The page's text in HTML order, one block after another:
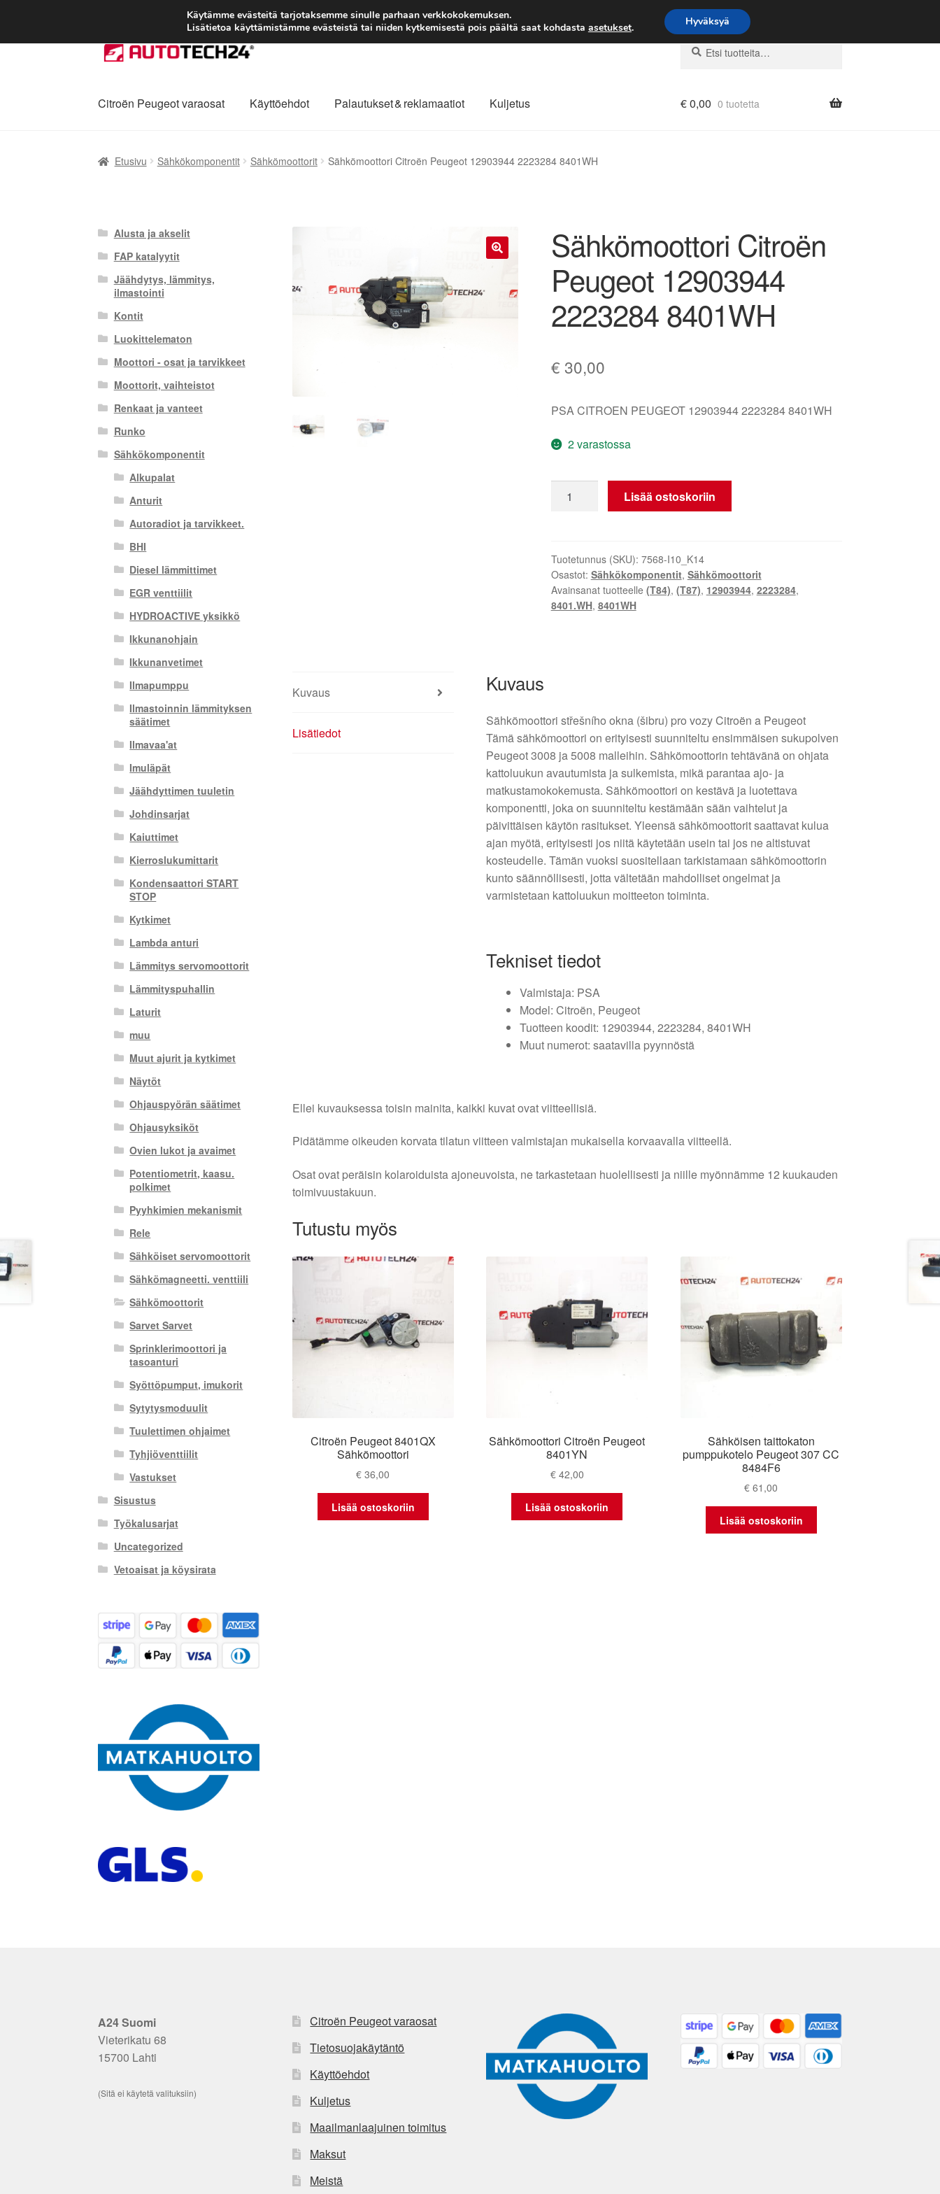
TOIMITUS alkaen 7 EUR
Siirry
navigointiin
Siirry
sisältöön
Etsi:
Haku
Citroën Peugeot varaosat Käyttöehdot Palautukset & reklamaatiot Kuljetus €0,00 0 tuotetta
Etusivu Sähkökomponentit Sähkömoottorit Sähkömoottori Citroën Peugeot 12903944 2223284 8401WH
🔍
Sähkömoottori Citroën
Peugeot 12903944
2223284 8401WH
€ 30,00
PSA CITROEN PEUGEOT 12903944 2223284 8401WH
2 varastossa
Citroën
2223284
8401WH
määrä
Lisää ostoskoriin
Tuotetunnus (SKU): 7568-I10_K14
Osastot: Sähkökomponentit, Sähkömoottorit
Avainsanat tuotteelle (T84), (T87), 12903944, 2223284,
8401.WH, 8401WH
Kuvaus
Lisätiedot
Kuvaus
Sähkömoottori střešního okna (šibru) pro vozy Citroën a Peugeot
Tämä sähkömoottori on erityisesti suunniteltu ensimmäisen sukupolven
Peugeot 3008 ja 5008 malleihin. Sähkömoottorin tehtävänä on ohjata
kattoluukun avautumista ja sulkemista, mikä parantaa ajo- ja
matkustamokokemusta. Sähkömoottori on kestävä ja luotettava
komponentti, joka on suunniteltu kestämään sään vaihtelut ja
päivittäisen käytön rasitukset. Yleensä sähkömoottorit saattavat kulua
ajan myötä, erityisesti jos niitä käytetään usein tai jos ne altistuvat
kosteudelle. Tämän vuoksi suositellaan tarkistamaan sähkömoottorin
kunto säännöllisesti, jotta vältetään mahdolliset ongelmat ja
varmistetaan kattoluukun moitteeton toiminta.
Tekniset tiedot
Valmistaja: PSA
Model: Citroën, Peugeot
Tuotteen koodit: 12903944, 2223284, 8401WH
Muut numerot: saatavilla pyynnöstä
Ellei kuvauksessa toisin mainita, kaikki kuvat ovat viitteellisiä.
Pidätämme oikeuden korvata tilatun viitteen valmistajan mukaisella korvaavalla viitteellä.
Osat ovat peräisin kolaroiduista ajoneuvoista, ne tarkastetaan huolellisesti ja niille myönnämme 12 kuukauden
toimivuustakuun.
Tutustu myös
Citroën Peugeot 8401QX
Sähkömoottori
€ 36,00
Lisää ostoskoriin
Sähkömoottori Citroën Peugeot
8401YN
€42,00
Lisää ostoskoriin
Sähköisen taittokaton
pumppukotelo Peugeot 307 CC
8484F6
€ 61,00
Lisää ostoskoriin
Alusta ja akselit
FAP katalyytit
Jäähdytys, lämmitys,
ilmastointi
Kontit
Luokittelematon
Moottori - osat ja tarvikkeet
Moottorit, vaihteistot
Renkaat ja vanteet
Runko
Sähkökomponentit
Alkupalat
Anturit
Autoradiot ja tarvikkeet.
BHI
Diesel lämmittimet
EGR venttiilit
HYDROACTIVE yksikkö
Ikkunanohjain
Ikkunanvetimet
Ilmapumppu
Ilmastoinnin lämmityksen
säätimet
Ilmavaa'at
Imuläpät
Jäähdyttimen tuuletin
Johdinsarjat
Kaiuttimet
Kierroslukumittarit
Kondensaattori START
STOP
Kytkimet
Lambda anturi
Lämmitys servomoottorit
Lämmityspuhallin
Laturit
muu
Muut ajurit ja kytkimet
Näytöt
Ohjauspyörän säätimet
Ohjausyksiköt
Ovien lukot ja avaimet
Potentiometrit, kaasu.
polkimet
Pyyhkimien mekanismit
Rele
Sähköiset servomoottorit
Sähkömagneetti. venttiili
Sähkömoottorit
Sarvet Sarvet
Sprinklerimoottori ja
tasoanturi
Syöttöpumput, imukorit
Sytytysmoduulit
Tuulettimen ohjaimet
Tyhjiöventtiilit
Vastukset
Sisustus
Työkalusarjat
Uncategorized
Vetoaisat ja köysirata
A24 Suomi
Vieterikatu 68
15700 Lahti
(Sitä ei käytetä valituksiin)
Citroën Peugeot varaosat
Tietosuojakäytäntö
Käyttöehdot
Kuljetus
Maailmanlaajuinen toimitus
Maksut
Meistä
Käytämme evästeitä tarjotaksemme sinulle parhaan verkkokokemuksen.
Lisätietoa käyttämistämme evästeistä tai niiden kytkemisestä pois päältä saat kohdasta asetukset. Hyväksyä